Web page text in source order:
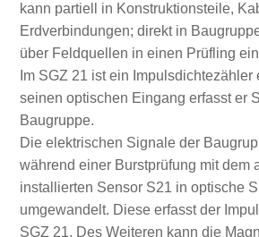
kann partiell in Konstruktionsteile,
Erdverbindungen; direkt in
über Feldquellen in einen Prüfling
Im SGZ 21 ist ein Impulsdichtezähler
seinen optischen Eingang erfasst er
Baugruppe.
Die elektrischen Signale der
während einer Burstprüfung mit dem
installierten Sensor S21 in optische
umgewandelt. Diese erfasst der
SGZ 21. Des Weiteren kann die